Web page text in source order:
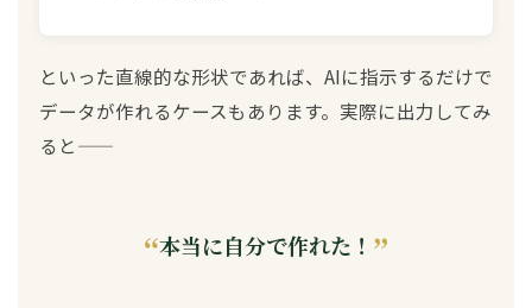
といった直線的な形状であれば、AIに指示するだけで
データが作れるケースもあります。実際に出力してみ
ると——
本当に自分で作れた！